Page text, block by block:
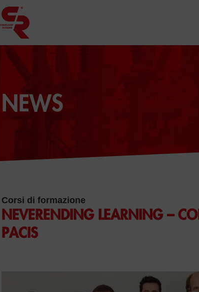
NEWS
Corsi di formazione
NEVERENDING LEARNING –
PACIS